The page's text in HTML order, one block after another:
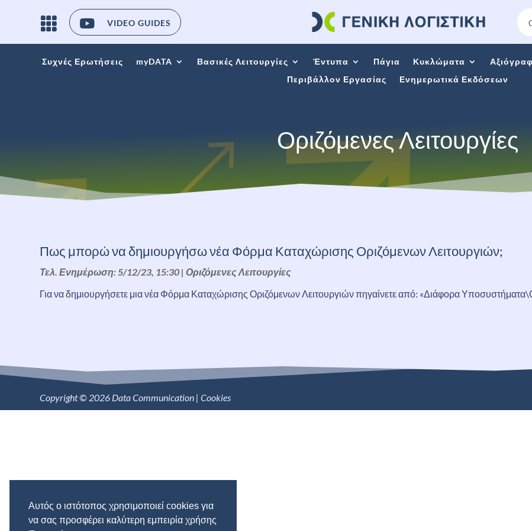
 VIDEO GUIDES
Συχνές Ερωτήσεις myDATA Βασικές Λειτουργίες Έντυπα Πάγια Κυκλώματα
Περιβάλλον Εργασίας
Ενημερωτικά Εκδόσεων
Οριζόμενες Λειτουργίες
Πως μπορώ να δημιουργήσω νέα Φόρμα Καταχώρισης Οριζόμενων Λειτουργιών;
Τελ. Ενημέρωση: 5/12/23, 15:30 |Οριζόμενες Λειτουργίες
Για να δημιουργήσετε μια νέα Φόρμα Καταχώρισης Οριζόμενων Λειτουργιών πηγαίνετε από: «Διάφορα
Copyright © 2026 Data Communication |Cookies
Αυτός ο ιστότοπος χρησιμοποιεί cookies για
να σας προσφέρει καλύτερη εμπειρία χρήσης